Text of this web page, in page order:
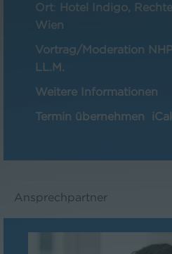
Ort: Hotel Indigo,
Wien
Vortrag/Moderation NHP
LL.M.
Weitere Informationen
Termin übernehmen
iCal
Ansprechpartner